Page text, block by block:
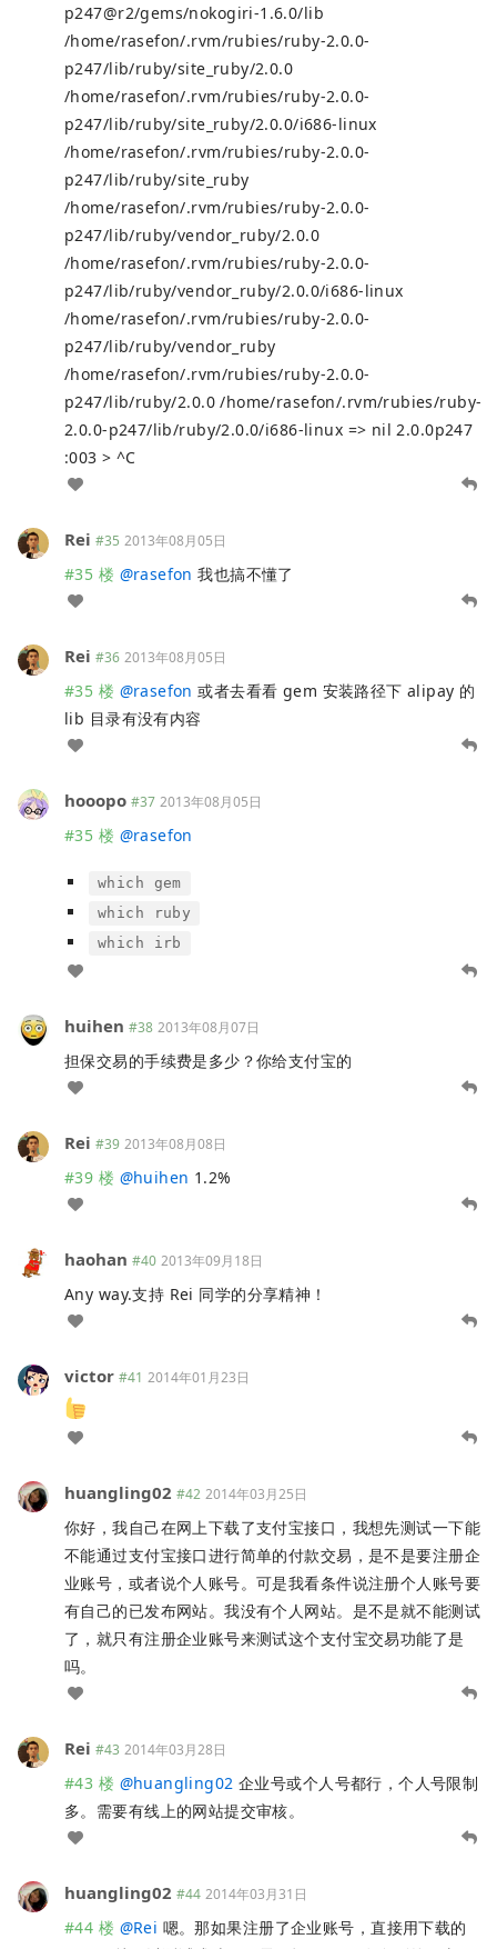
p247@r2/gems/nokogiri-1.6.0/lib
/home/rasefon/.rvm/rubies/ruby-2.0.0-
p247/lib/ruby/site_ruby/2.0.0
/home/rasefon/.rvm/rubies/ruby-2.0.0-
p247/lib/ruby/site_ruby/2.0.0/i686-linux
/home/rasefon/.rvm/rubies/ruby-2.0.0-
p247/lib/ruby/site_ruby
/home/rasefon/.rvm/rubies/ruby-2.0.0-
p247/lib/ruby/vendor_ruby/2.0.0
/home/rasefon/.rvm/rubies/ruby-2.0.0-
p247/lib/ruby/vendor_ruby/2.0.0/i686-linux
/home/rasefon/.rvm/rubies/ruby-2.0.0-
p247/lib/ruby/vendor_ruby
/home/rasefon/.rvm/rubies/ruby-2.0.0-
p247/lib/ruby/2.0.0 /home/rasefon/.rvm/rubies/ruby-
2.0.0-p247/lib/ruby/2.0.0/i686-linux => nil 2.0.0p247
:003 > ^C
Rei #35 2013年08月05日
#35 楼 @rasefon 我也搞不懂了
Rei #36 2013年08月05日
#35 楼 @rasefon 或者去看看 gem 安装路径下 alipay 的
lib 目录有没有内容
hooopo #37 2013年08月05日
#35 楼 @rasefon
which gem
which ruby
which irb
huihen #38 2013年08月07日
担保交易的手续费是多少？你给支付宝的
Rei #39 2013年08月08日
#39 楼 @huihen 1.2%
haohan #40 2013年09月18日
Any way.支持 Rei 同学的分享精神！
victor #41 2014年01月23日
huangling02 #42 2014年03月25日
你好，我自己在网上下载了支付宝接口，我想先测试一下能
不能通过支付宝接口进行简单的付款交易，是不是要注册企
业账号，或者说个人账号。可是我看条件说注册个人账号要
有自己的已发布网站。我没有个人网站。是不是就不能测试
了，就只有注册企业账号来测试这个支付宝交易功能了是
吗。
Rei #43 2014年03月28日
#43 楼 @huangling02 企业号或个人号都行，个人号限制
多。需要有线上的网站提交审核。
huangling02 #44 2014年03月31日
#44 楼 @Rei 嗯。那如果注册了企业账号，直接用下载的